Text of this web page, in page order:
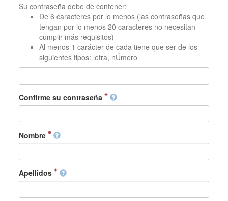
Su contraseña debe de contener:
De 6 caracteres por lo menos (las contraseñas que
tengan por lo menos 20 caracteres no necesitan
cumplir más requisitos)
Al menos 1 carácter de cada tiene que ser de los
siguientes tipos: letra, nÚmero
Confirme su contraseña
Nombre
Apellidos